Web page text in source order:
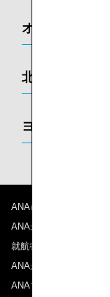
オセアニア
北アメリカ
ヨーロッパ
ANAについて
ANAからのお知らせ
就航都市
ANAがお約束する体験
ANAマイレージクラブ